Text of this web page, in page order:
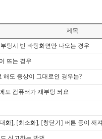
제목
팅시 빈 바탕화면만 나오는 경우
뜨는 경우
해도 증상이 그대로인 경우는?
도 컴퓨터가 재부팅 되요
화], [최소화], [창닫기] 버튼 등이 깨